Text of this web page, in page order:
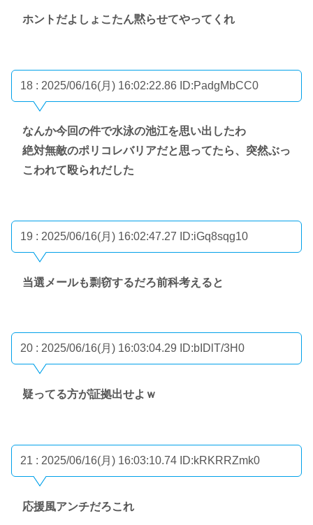
ホントだよしょこたん黙らせてやってくれ
18 : 2025/06/16(月) 16:02:22.86 ID:PadgMbCC0
なんか今回の件で水泳の池江を思い出したわ
絶対無敵のポリコレバリアだと思ってたら、突然ぶっ
こわれて殴られだした
19 : 2025/06/16(月) 16:02:47.27 ID:iGq8sqg10
当選メールも剽窃するだろ前科考えると
20 : 2025/06/16(月) 16:03:04.29 ID:bIDlT/3H0
疑ってる方が証拠出せよｗ
21 : 2025/06/16(月) 16:03:10.74 ID:kRKRRZmk0
応援風アンチだろこれ